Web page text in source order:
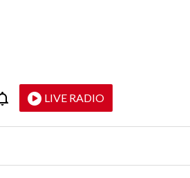
LIVE RADIO